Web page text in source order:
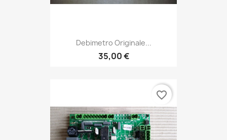
Debimetro Originale...
35,00 €
favorite_border